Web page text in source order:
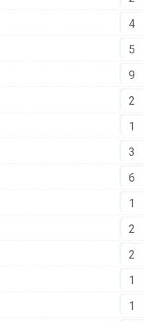
4
5
9
2
1
3
6
1
2
2
1
1